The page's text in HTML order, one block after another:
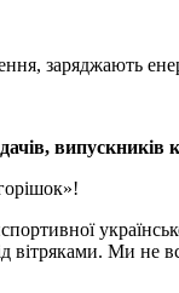
заряджають
випускників
вітряками. Ми не